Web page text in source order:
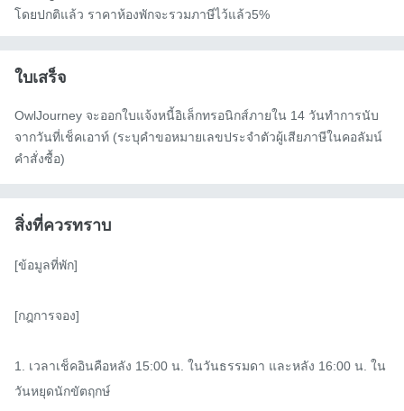
โดยปกติแล้ว ราคาห้องพักจะรวมภาษีไว้แล้ว5%
ใบเสร็จ
OwlJourney จะออกใบแจ้งหนี้อิเล็กทรอนิกส์ภายใน 14 วันทำการนับ
จากวันที่เช็คเอาท์ (ระบุคำขอหมายเลขประจำตัวผู้เสียภาษีในคอลัมน์
คำสั่งซื้อ)
สิ่งที่ควรทราบ
[ข้อมูลที่พัก]
[กฎการจอง]
1. เวลาเช็คอินคือหลัง 15:00 น. ในวันธรรมดา และหลัง 16:00 น. ใน
วันหยุดนักขัตฤกษ์